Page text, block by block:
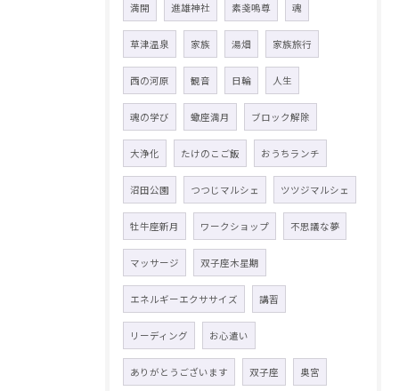
満開 進雄神社 素戔嗚尊 魂
草津温泉 家族 湯畑 家族旅行
西の河原 観音 日輪 人生
魂の学び 蠍座満月 ブロック解除
大浄化 たけのこご飯 おうちランチ
沼田公園 つつじマルシェ ツツジマルシェ
牡牛座新月 ワークショップ 不思議な夢
マッサージ 双子座木星期
エネルギーエクササイズ 講習
リーディング お心遣い
ありがとうございます 双子座 奥宮